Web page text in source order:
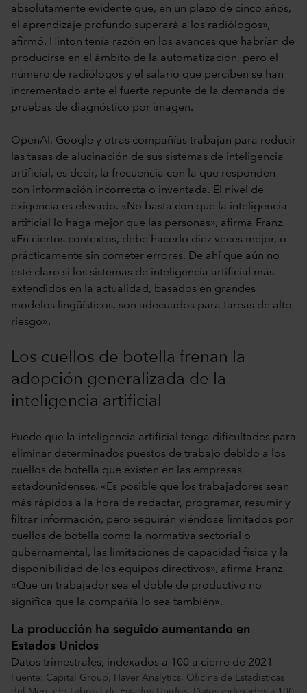
absolutamente evidente que, en un plazo de cinco años,
el aprendizaje profundo superará a los radiólogos»,
afirmó. Hinton tenía razón en los avances que habrían de
producirse en el ámbito de la automatización, pero el
número de radiólogos y el salario que perciben se han
incrementado ante el fuerte repunte de la demanda de
pruebas de diagnóstico por imagen.
OpenAI, Google y otras compañías trabajan para reducir
las tasas de alucinación de sus sistemas de inteligencia
artificial, es decir, la frecuencia con la que responden
con información incorrecta o inventada. El nivel de
exigencia es elevado. «No basta con que la inteligencia
artificial lo haga mejor que las personas», afirma Franz.
«En ciertos contextos, debe hacerlo diez veces mejor, o
prácticamente sin cometer errores. De ahí que aún no
esté claro si los sistemas de inteligencia artificial más
extendidos en la actualidad, basados en grandes
modelos lingüísticos, son adecuados para tareas de alto
riesgo».
Los cuellos de botella frenan la
adopción generalizada de la
inteligencia artificial
Puede que la inteligencia artificial tenga dificultades para
eliminar determinados puestos de trabajo debido a los
cuellos de botella que existen en las empresas
estadounidenses. «Es posible que los trabajadores sean
más rápidos a la hora de redactar, programar, resumir y
filtrar información, pero seguirán viéndose limitados por
cuellos de botella como la normativa sectorial o
gubernamental, las limitaciones de capacidad física y la
disponibilidad de los equipos directivos», afirma Franz.
«Que un trabajador sea el doble de productivo no
significa que la compañía lo sea también».
La producción ha seguido aumentando en
Estados Unidos
Datos trimestrales, indexados a 100 a cierre de 2021
Fuente: Capital Group, Haver Analytics, Oficina de Estadísticas